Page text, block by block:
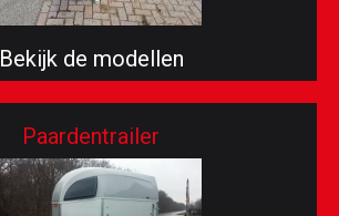
Bekijk de modellen
Paardentrailer